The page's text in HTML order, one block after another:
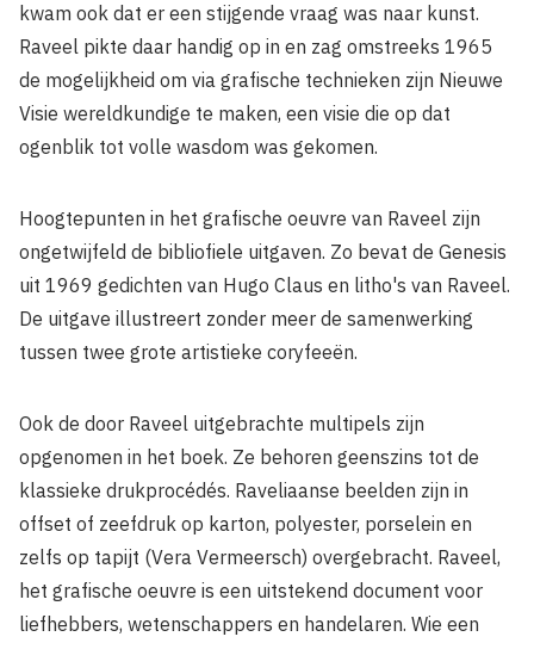
kwam ook dat er een stijgende vraag was naar kunst.
Raveel pikte daar handig op in en zag omstreeks 1965
de mogelijkheid om via gra­fische technieken zijn Nieuwe
Visie wereldkundige te maken, een visie die op dat
ogenblik tot volle wasdom was gekomen.
Hoogtepunten in het grafische oeuvre van Raveel zijn
ongetwijfeld de bi­bliofiele uitgaven. Zo bevat de Genesis
uit 1969 gedichten van Hugo Claus en litho's van Raveel.
De uitgave illustreert zonder meer de samenwerking
tussen twee grote artistieke coryfeeën.
Ook de door Raveel uitgebrachte multipels zijn
opgenomen in het boek. Ze behoren geenszins tot de
klassieke drukprocédés. Raveliaanse beelden zijn in
offset of zeefdruk op karton, polyester, porselein en
zelfs op tapijt (Vera Vermeersch) overgebracht. Raveel,
het grafische oeuvre is een uitstekend document voor
liefhebbers, wetenschappers en handelaren. Wie een